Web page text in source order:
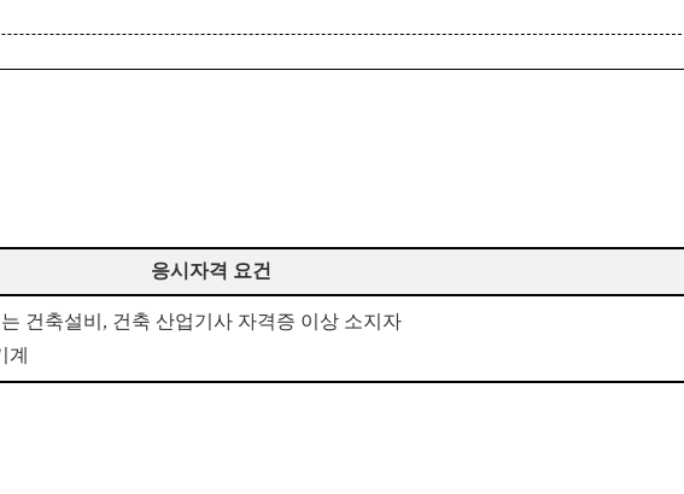
응시자격 요건
건축설비 , 건축 산업기사 자격증 이상 소지자
계